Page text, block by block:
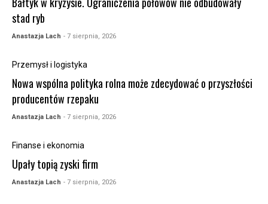
stad ryb
Anastazja Lach - 7 sierpnia, 2026
Przemysł i logistyka
Nowa wspólna polityka rolna może zdecydować o przyszłości
producentów rzepaku
Anastazja Lach - 7 sierpnia, 2026
Finanse i ekonomia
Upały topią zyski firm
Anastazja Lach - 7 sierpnia, 2026